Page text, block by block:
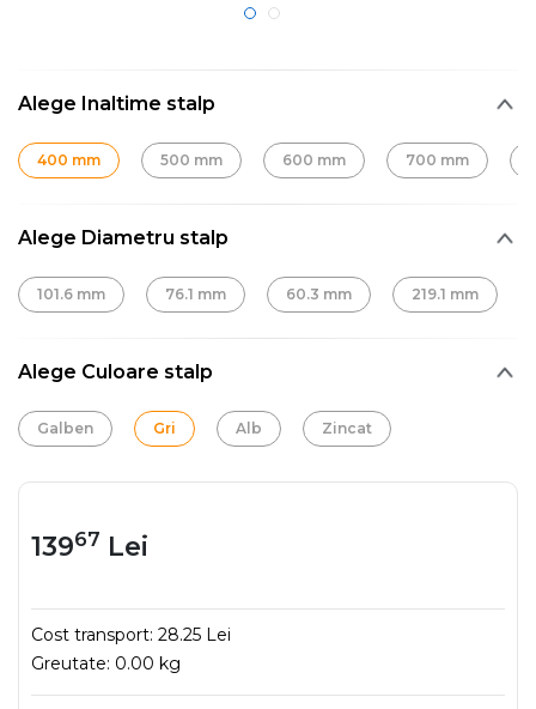
Alege Inaltime stalp
400 mm 500 mm 600 mm 700 mm
Alege Diametru stalp
101.6 mm 76.1 mm 60.3 mm 219.1 mm
Alege Culoare stalp
Galben Gri Alb Zincat
13967 Lei
Cost transport: 28.25 Lei
Greutate: 0.00 kg